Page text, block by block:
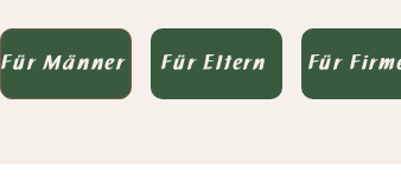
Für Männer Für Eltern Für